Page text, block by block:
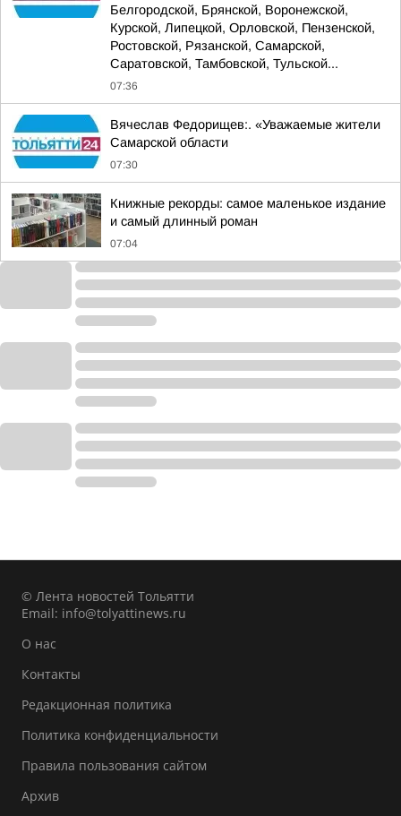
Белгородской, Брянской, Воронежской,
Курской, Липецкой, Орловской, Пензенской,
Ростовской, Рязанской, Самарской,
Саратовской, Тамбовской, Тульской...
07:36
Вячеслав Федорищев:. «Уважаемые жители
Самарской области
07:30
Книжные рекорды: самое маленькое издание
и самый длинный роман
07:04
© Лента новостей Тольятти
Email: info@tolyattinews.ru
О нас
Контакты
Редакционная политика
Политика конфиденциальности
Правила пользования сайтом
Архив